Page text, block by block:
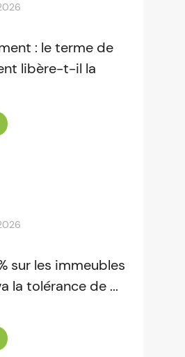
: le terme de
libère-t-il la
sur les immeubles
la tolérance de ...